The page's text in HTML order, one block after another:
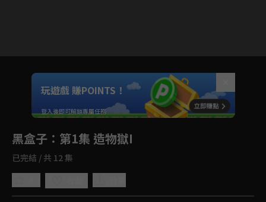
Unmute
如有不便請見諒
玩遊戲 賺POINTS！
登入後即可解鎖專屬任務
黑盒子 ：第1集 造物獄I
已完結 / 共 12 集